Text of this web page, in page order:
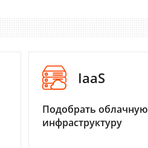
IaaS
Подобрать облачную
инфраструктуру